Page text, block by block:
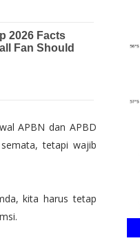
APBN dan APBD
tetapi wajib
kita harus tetap